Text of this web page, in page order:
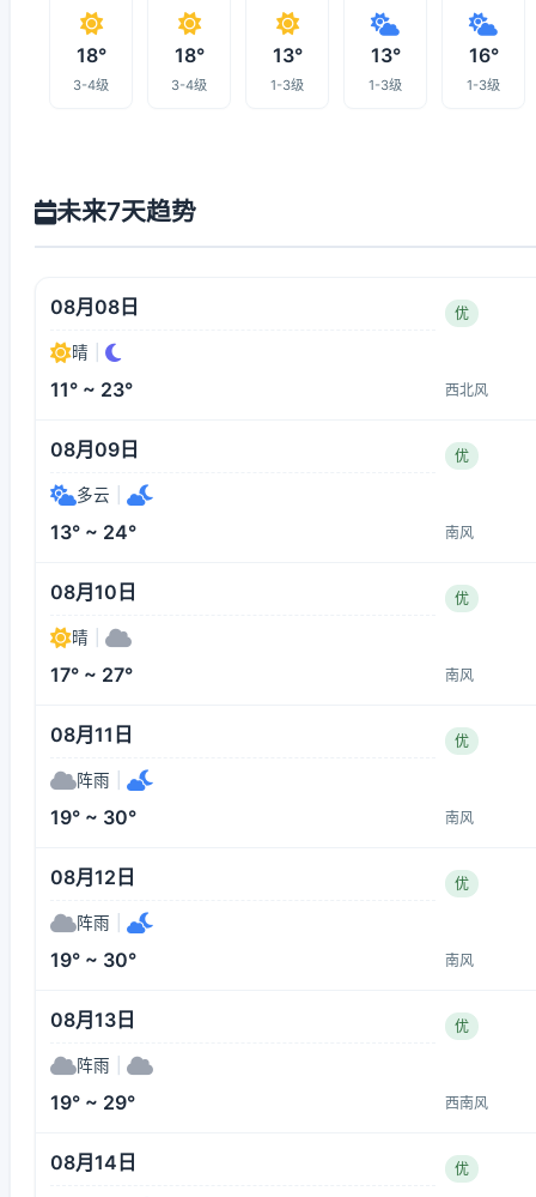
18°
3-4级
18°
3-4级
13°
1-3级
13°
1-3级
16°
1-3级
未来7天趋势
08月08日 优
晴
11° ~ 23° 西北风
08月09日 优
多云
13° ~ 24° 南风
08月10日 优
晴
17° ~ 27° 南风
08月11日 优
阵雨
19° ~ 30° 南风
08月12日 优
阵雨
19° ~ 30° 南风
08月13日 优
阵雨
19° ~ 29° 西南风
08月14日 优